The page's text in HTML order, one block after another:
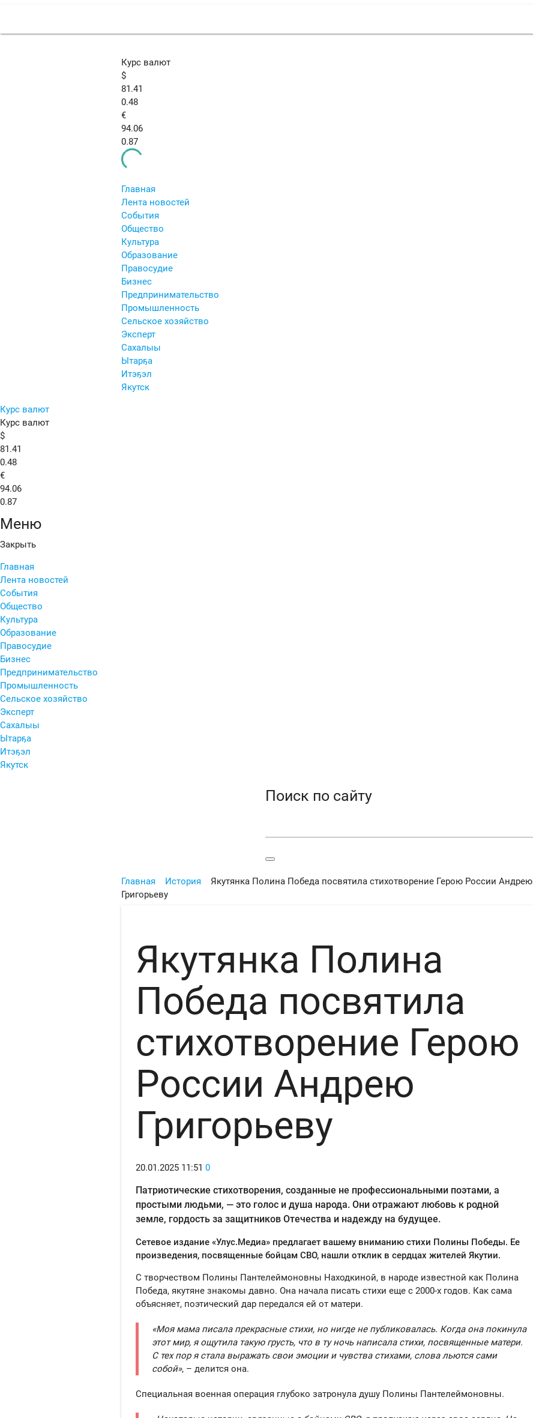
Курс валют
$
81.41
0.48
€
94.06
0.87
Главная
Лента новостей
События
Общество
Культура
Образование
Правосудие
Бизнес
Предпринимательство
Промышленность
Сельское хозяйство
Эксперт
Сахалыы
Ытарҕа
Итэҕэл
Якутск
Курс валют
Курс валют
$
81.41
0.48
€
94.06
0.87
Меню
Закрыть
Главная
Лента новостей
События
Общество
Культура
Образование
Правосудие
Бизнес
Предпринимательство
Промышленность
Сельское хозяйство
Эксперт
Сахалыы
Ытарҕа
Итэҕэл
Якутск
Поиск по сайту
Главная История
Якутянка Полина Победа посвятила стихотворение Герою России Андрею
Григорьеву
Якутянка Полина
Победа посвятила
стихотворение Герою
России Андрею
Григорьеву
20.01.2025 11:51 0
Патриотические стихотворения, созданные не профессиональными поэтами, а
простыми людьми, — это голос и душа народа. Они отражают любовь к родной
земле, гордость за защитников Отечества и надежду на будущее.
Сетевое издание «Улус.Медиа» предлагает вашему вниманию стихи Полины Победы. Ее
произведения, посвященные бойцам СВО, нашли отклик в сердцах жителей Якутии.
С творчеством Полины Пантелеймоновны Находкиной, в народе известной как Полина
Победа, якутяне знакомы давно. Она начала писать стихи еще с 2000-х годов. Как сама
объясняет, поэтический дар передался ей от матери.
«Моя мама писала прекрасные стихи, но нигде не публиковалась. Когда она покинула
этот мир, я ощутила такую грусть, что в ту ночь написала стихи, посвященные матери.
С тех пор я стала выражать свои эмоции и чувства стихами, слова льются сами
собой», – делится она.
Специальная военная операция глубоко затронула душу Полины Пантелеймоновны.